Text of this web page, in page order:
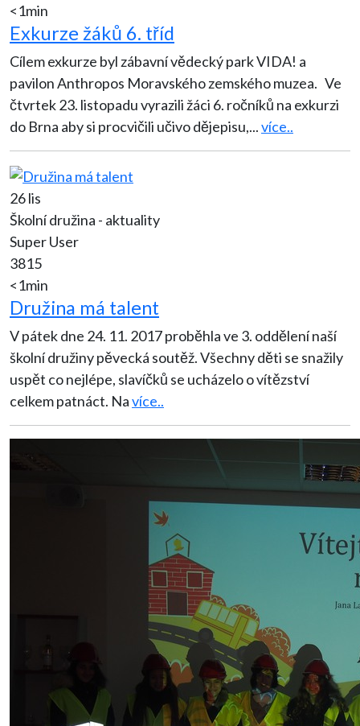
<1min
Exkurze žáků 6. tříd
Cílem exkurze byl zábavní vědecký park VIDA! a
pavilon Anthropos Moravského zemského muzea. Ve
čtvrtek 23. listopadu vyrazili žáci 6. ročníků na exkurzi
do Brna aby si procvičili učivo dějepisu,...více..
26 lis
Školní družina - aktuality
Super User
3815
<1min
Družina má talent
V pátek dne 24. 11. 2017 proběhla ve 3. oddělení naší
školní družiny pěvecká soutěž. Všechny děti se snažily
uspět co nejlépe, slavíčků se ucházelo o vítězství
celkem patnáct. Navíce..